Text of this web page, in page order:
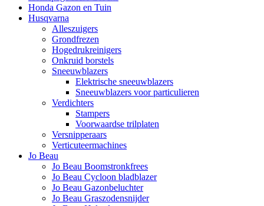
Honda Gazon en Tuin
Husqvarna
Alleszuigers
Grondfrezen
Hogedrukreinigers
Onkruid borstels
Sneeuwblazers
Elektrische sneeuwblazers
Sneeuwblazers voor particulieren
Verdichters
Stampers
Voorwaardse trilplaten
Versnipperaars
Verticuteermachines
Jo Beau
Jo Beau Boomstronkfrees
Jo Beau Cycloon bladblazer
Jo Beau Gazonbeluchter
Jo Beau Graszodensnijder